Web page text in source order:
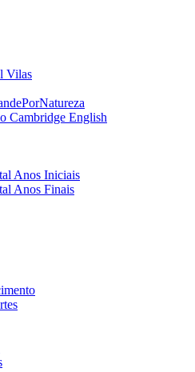
Vilas
Cambridge English
Anos Iniciais
Anos Finais